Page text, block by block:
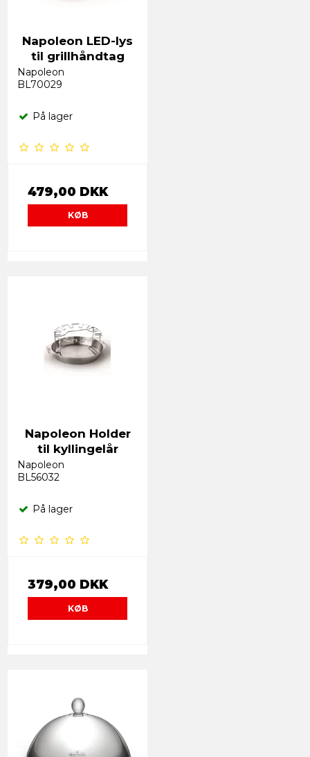
Napoleon LED-lys
til grillhåndtag
Napoleon
BL70029
På lager
479,00 DKK
KØB
Napoleon Holder
til kyllingelår
Napoleon
BL56032
På lager
379,00 DKK
KØB